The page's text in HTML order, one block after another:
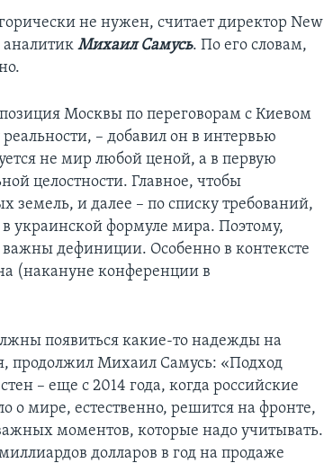
не нужен, считает директор New
аналитикМихаил Самусь. По его словам,
Москвы по переговорам с Киевом
– добавил он в интервью
не мир любой ценой, а в первую
целостности. Главное, чтобы
земель, и далее – по списку требований,
украинской формуле мира. Поэтому,
важны дефиниции. Особенно в контексте
(накануне конференции в
появиться какие-то надежды на
продолжил Михаил Самусь: «Подход
– еще с 2014 года, когда российские
о мире, естественно, решится на фронте,
моментов, которые надо учитывать.
долларов в год на продаже